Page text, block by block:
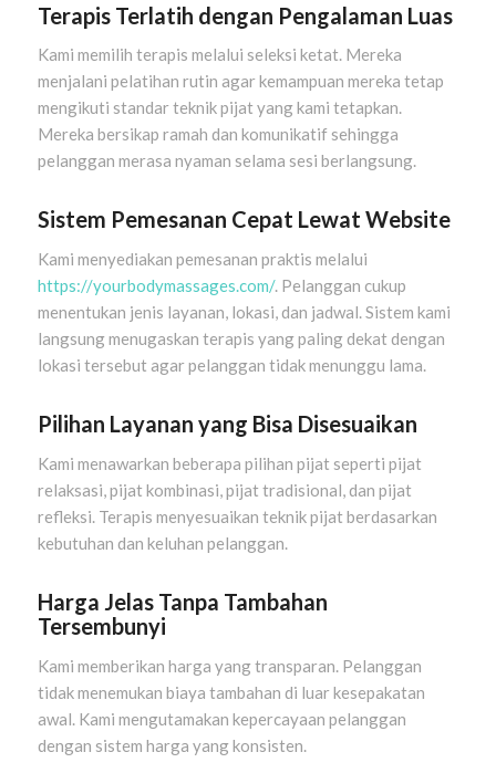
Terapis Terlatih dengan Pengalaman Luas
Kami memilih terapis melalui seleksi ketat. Mereka
menjalani pelatihan rutin agar kemampuan mereka tetap
mengikuti standar teknik pijat yang kami tetapkan.
Mereka bersikap ramah dan komunikatif sehingga
pelanggan merasa nyaman selama sesi berlangsung.
Sistem Pemesanan Cepat Lewat Website
Kami menyediakan pemesanan praktis melalui
https://yourbodymassages.com/. Pelanggan cukup
menentukan jenis layanan, lokasi, dan jadwal. Sistem kami
langsung menugaskan terapis yang paling dekat dengan
lokasi tersebut agar pelanggan tidak menunggu lama.
Pilihan Layanan yang Bisa Disesuaikan
Kami menawarkan beberapa pilihan pijat seperti pijat
relaksasi, pijat kombinasi, pijat tradisional, dan pijat
refleksi. Terapis menyesuaikan teknik pijat berdasarkan
kebutuhan dan keluhan pelanggan.
Harga Jelas Tanpa Tambahan
Tersembunyi
Kami memberikan harga yang transparan. Pelanggan
tidak menemukan biaya tambahan di luar kesepakatan
awal. Kami mengutamakan kepercayaan pelanggan
dengan sistem harga yang konsisten.